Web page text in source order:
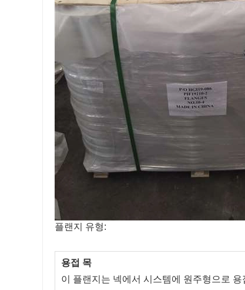
플랜지 유형:
용접 목
이 플랜지는 넥에서 시스템에 원주형으로 용